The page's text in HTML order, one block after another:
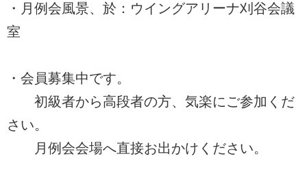
・月例会風景、於：ウイングアリーナ刈谷会議
室
・会員募集中です。
初級者から高段者の方、気楽にご参加くだ
さい。
月例会会場へ直接お出かけください。